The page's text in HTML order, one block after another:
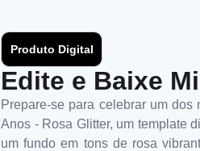
Produto Digital
Edite e Baixe
Prepare-se para celebrar um
Anos - Rosa Glitter, um template
um fundo em tons de rosa